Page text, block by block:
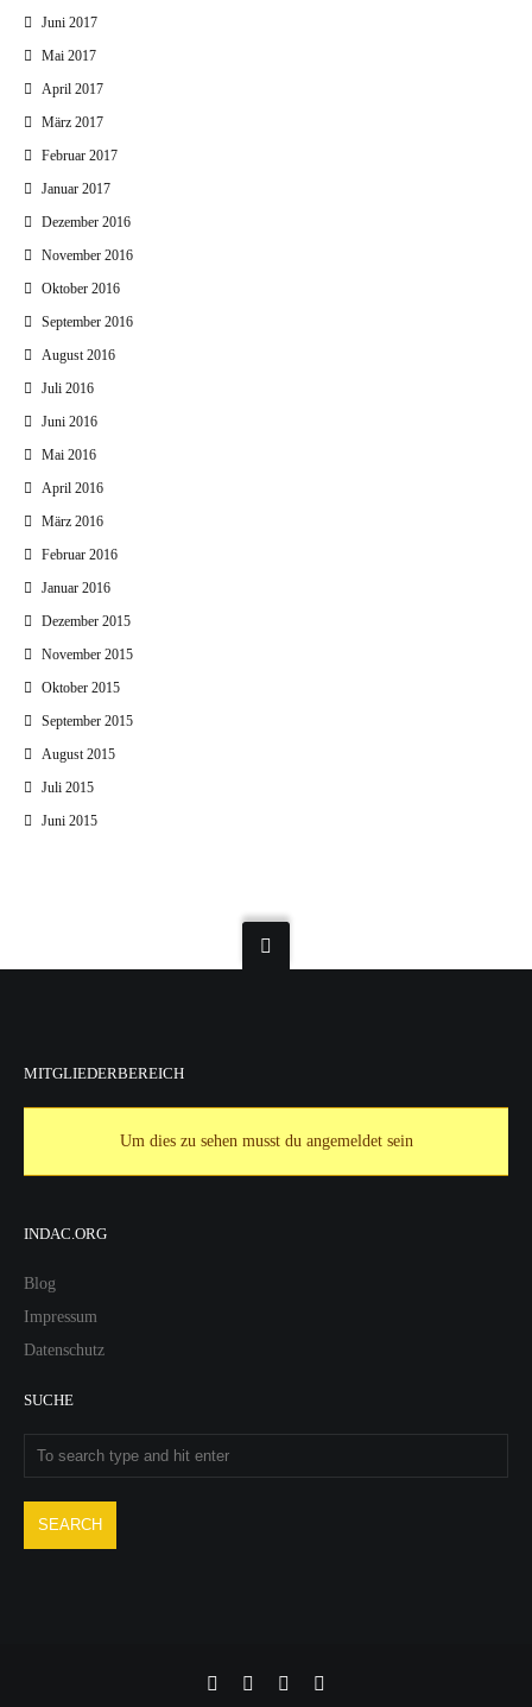
Juni 2017
Mai 2017
April 2017
März 2017
Februar 2017
Januar 2017
Dezember 2016
November 2016
Oktober 2016
September 2016
August 2016
Juli 2016
Juni 2016
Mai 2016
April 2016
März 2016
Februar 2016
Januar 2016
Dezember 2015
November 2015
Oktober 2015
September 2015
August 2015
Juli 2015
Juni 2015
MITGLIEDERBEREICH
Um dies zu sehen musst du angemeldet sein
INDAC.ORG
Blog
Impressum
Datenschutz
SUCHE